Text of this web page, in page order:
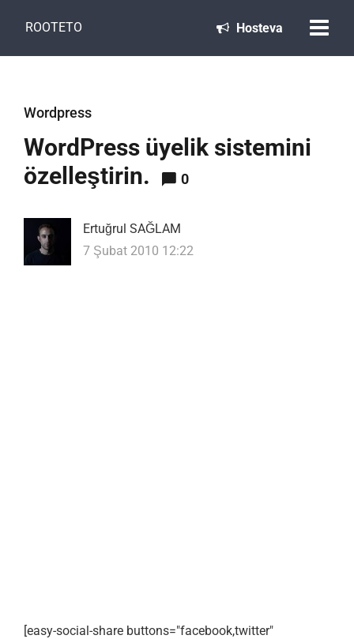
ROOTETO Hosteva
Wordpress
WordPress üyelik sistemini
özelleştirin.
0
Ertuğrul SAĞLAM
7 Şubat 2010 12:22
[easy-social-share buttons="facebook,twitter"